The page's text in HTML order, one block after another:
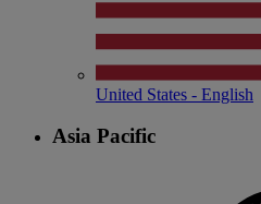
United States - English
Asia Pacific